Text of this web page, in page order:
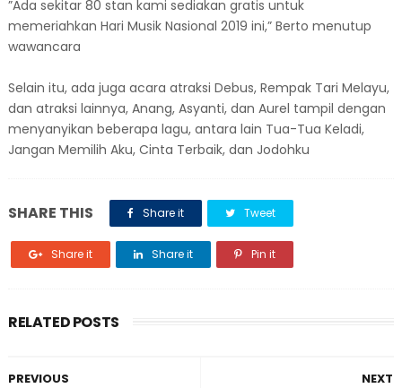
”Ada sekitar 80 stan kami sediakan gratis untuk
memeriahkan Hari Musik Nasional 2019 ini,” Berto menutup
wawancara
Selain itu, ada juga acara atraksi Debus, Rempak Tari Melayu,
dan atraksi lainnya, Anang, Asyanti, dan Aurel tampil dengan
menyanyikan beberapa lagu, antara lain Tua-Tua Keladi,
Jangan Memilih Aku, Cinta Terbaik, dan Jodohku
SHARE THIS Share it Tweet
Share it Share it Pin it
RELATED POSTS
NEXT
PREVIOUS